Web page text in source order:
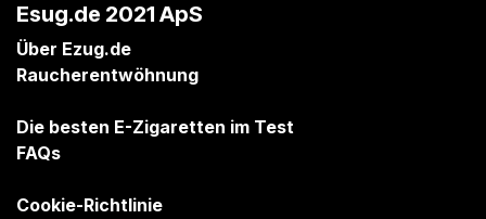
Esug.de 2021 ApS
Über Ezug.de
Raucherentwöhnung
Die besten E-Zigaretten im Test
FAQs
Cookie-Richtlinie